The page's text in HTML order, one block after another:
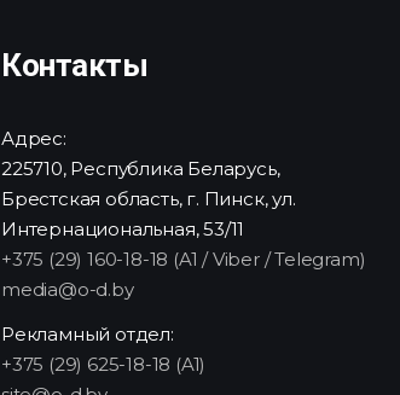
Контакты
Адрес:
225710, Республика Беларусь,
Брестская область, г. Пинск, ул.
Интернациональная, 53/11
+375 (29) 160-18-18 (A1 / Viber / Telegram)
media@o-d.by
Рекламный отдел:
+375 (29) 625-18-18 (A1)